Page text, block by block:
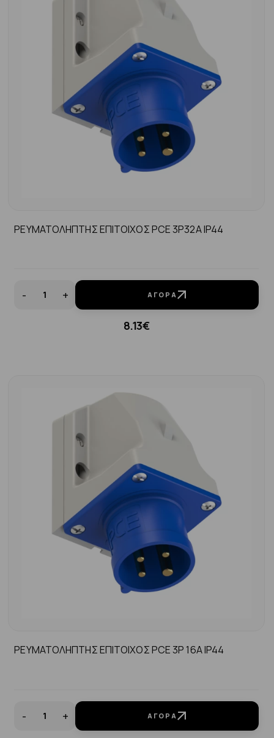
ΡΕΥΜΑΤΟΛΗΠΤΗΣ ΕΠΙΤΟΙΧΟΣ PCE 3P32A IP44
- + ΑΓΟΡΆ
8.13€
ΡΕΥΜΑΤΟΛΗΠΤΗΣ ΕΠΙΤΟΙΧΟΣ PCE 3P 16A IP44
- + ΑΓΟΡΆ